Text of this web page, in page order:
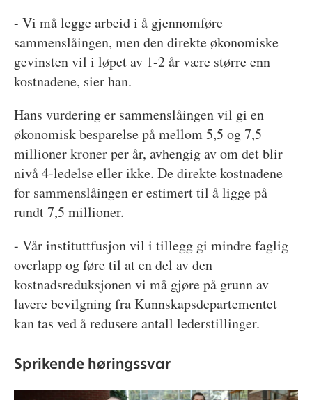
- Vi må legge arbeid i å gjennomføre
sammenslåingen, men den direkte økonomiske
gevinsten vil i løpet av 1-2 år være større enn
kostnadene, sier han.
Hans vurdering er sammenslåingen vil gi en
økonomisk besparelse på mellom 5,5 og 7,5
millioner kroner per år, avhengig av om det blir
nivå 4-ledelse eller ikke. De direkte kostnadene
for sammenslåingen er estimert til å ligge på
rundt 7,5 millioner.
- Vår instituttfusjon vil i tillegg gi mindre faglig
overlapp og føre til at en del av den
kostnadsreduksjonen vi må gjøre på grunn av
lavere bevilgning fra Kunnskapsdepartementet
kan tas ved å redusere antall lederstillinger.
Sprikende høringssvar